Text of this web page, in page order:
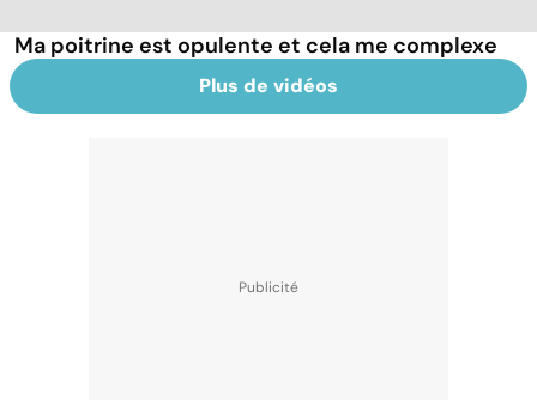
Ma poitrine est opulente et cela me complexe
Plus de vidéos